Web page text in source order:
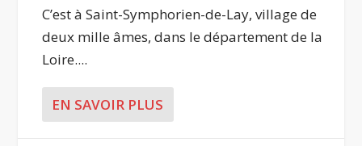
C’est à Saint-Symphorien-de-Lay, village de
deux mille âmes, dans le département de la
Loire....
EN SAVOIR PLUS